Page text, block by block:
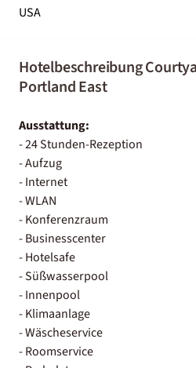
USA
Hotelbeschreibung
Portland East
Ausstattung:
- 24 Stunden-Rezeption
- Aufzug
- Internet
- WLAN
- Konferenzraum
- Businesscenter
- Hotelsafe
- Süßwasserpool
- Innenpool
- Klimaanlage
- Wäscheservice
- Roomservice